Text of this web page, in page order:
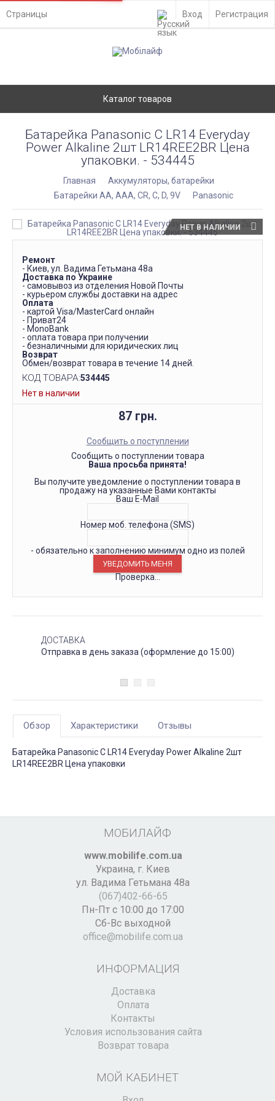
Страницы Вход Регистрация
Каталог товаров
Батарейка Panasonic C LR14 Everyday
Power Alkaline 2шт LR14REE2BR Цена
упаковки. - 534445
Главная
Аккумуляторы, батарейки
Батарейки АА, ААА, CR, C, D, 9V
Panasonic
НЕТ В НАЛИЧИИ
Ремонт
- Киев, ул. Вадима Гетьмана 48а
Доставка по Украине
- самовывоз из отделения Новой Почты
- курьером службы доставки на адрес
Оплата
- картой Visa/MasterCard онлайн
- Приват24
- MonoBank
- оплата товара при получении
- безналичными для юридических лиц
Возврат
Обмен/возврат товара в течение 14 дней.
КОД ТОВАРА:534445
Нет в наличии
87 грн.
Сообщить о поступлении
Сообщить о поступлении товара
Ваша просьба принята!
Вы получите уведомление о поступлении товара в
продажу на указанные Вами контакты
Ваш E-Mail
Номер моб. телефона (SMS)
- обязательно к заполнению минимум одно из полей
Проверка...
ДОСТАВКА
Отправка в день заказа (оформление до 15:00)
Обзор Характеристики Отзывы
Батарейка Panasonic C LR14 Everyday Power Alkaline 2шт
LR14REE2BR Цена упаковки
МОБИЛАЙФ
www.mobilife.com.ua
Украина, г. Киев
ул. Вадима Гетьмана 48а
(067)402-66-65
Пн-Пт с 10:00 до 17:00
Сб-Вс выходной
office@mobilife.com.ua
ИНФОРМАЦИЯ
Доставка
Оплата
Контакты
Условия использования сайта
Возврат товара
МОЙ КАБИНЕТ